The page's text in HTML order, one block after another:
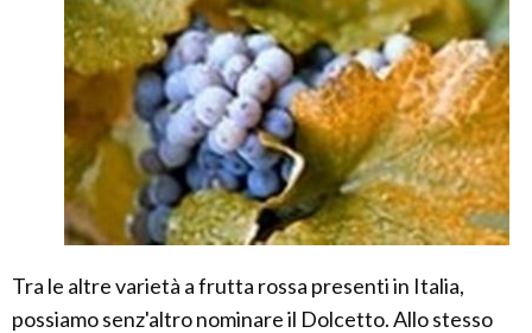
Tra le altre varietà a frutta rossa presenti in Italia,
possiamo senz'altro nominare il Dolcetto. Allo stesso